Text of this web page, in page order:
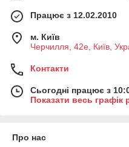
Працює з 12.02.2010
м. Київ
Черчилля, 42е, Київ,
Контакти
Сьогодні працює з
Показати весь графік
Про нас